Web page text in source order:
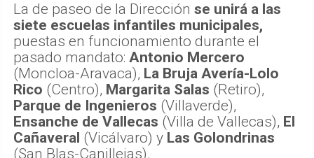
La de paseo de la Dirección se unirá a las
siete escuelas infantiles municipales,
puestas en funcionamiento durante el
pasado mandato: Antonio Mercero
(Moncloa-Aravaca), La Bruja Avería-Lolo
Rico (Centro), Margarita Salas (Retiro),
Parque de Ingenieros (Villaverde),
Ensanche de Vallecas (Villa de Vallecas), El
Cañaveral (Vicálvaro) y Las Golondrinas
(San Blas-Canillejas).